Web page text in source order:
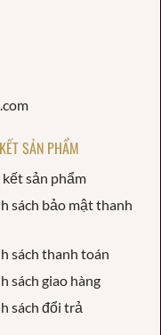
SẢN PHẨM
kết sản phẩm
sách bảo mật thanh
sách thanh toán
sách giao hàng
sách đổi trả